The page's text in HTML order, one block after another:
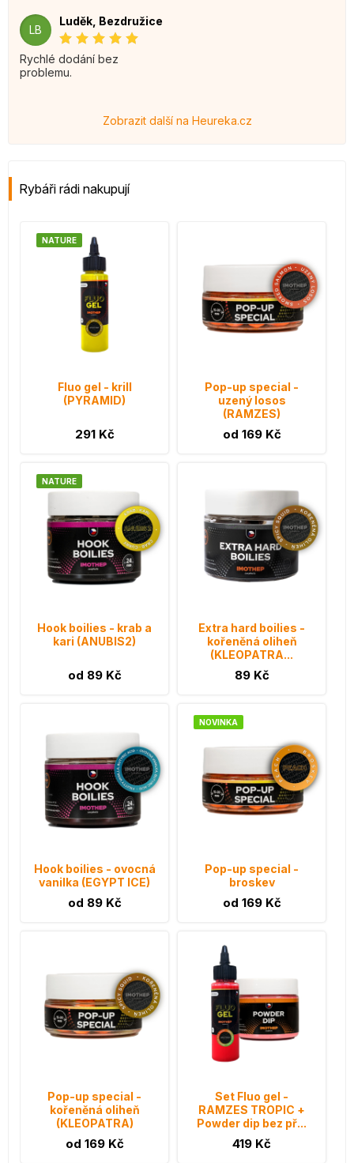
LB
Luděk, Bezdružice
Rychlé dodání bez
problemu.
Zobrazit další na Heureka.cz
Rybáři rádi nakupují
NATURE
Fluo gel - krill
(PYRAMID)
291 Kč
Pop-up special -
uzený losos
(RAMZES)
od 169 Kč
NATURE
Hook boilies - krab a
kari (ANUBIS2)
od 89 Kč
Extra hard boilies -
kořeněná oliheň
(KLEOPATRA...
89 Kč
Hook boilies - ovocná
vanilka (EGYPT ICE)
od 89 Kč
NOVINKA
Pop-up special -
broskev
od 169 Kč
Pop-up special -
kořeněná oliheň
(KLEOPATRA)
od 169 Kč
Set Fluo gel -
RAMZES TROPIC +
Powder dip bez př...
419 Kč